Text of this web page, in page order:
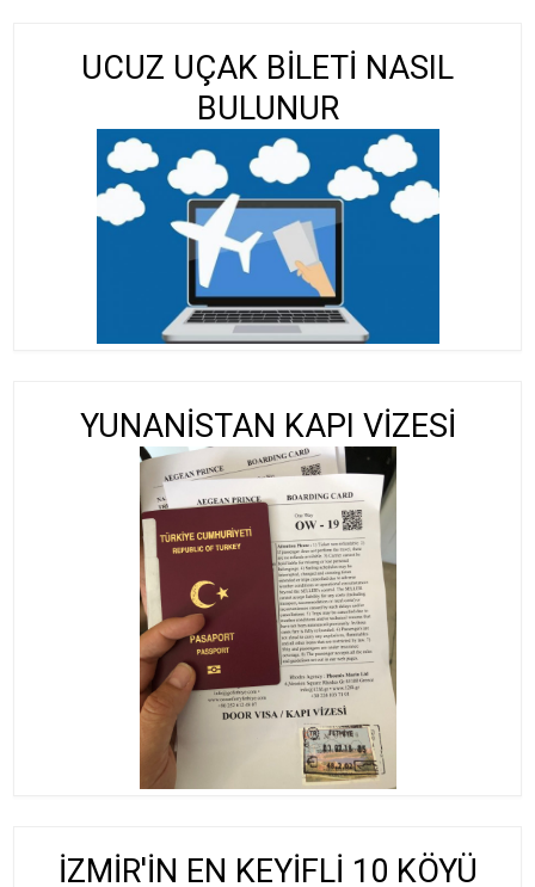
UCUZ UÇAK BİLETİ NASIL
BULUNUR
YUNANİSTAN KAPI VİZESİ
İZMİR'İN EN KEYİFLİ 10 KÖYÜ